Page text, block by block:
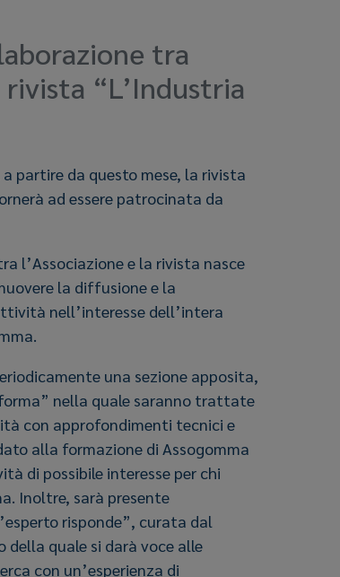
tra
“L’Industria
partire da questo mese, la rivista
ad essere patrocinata da
l’Associazione e la rivista nasce
la diffusione e la
nell’interesse dell’intera
una sezione apposita,
nella quale saranno trattate
con approfondimenti tecnici e
alla formazione di Assogomma
di possibile interesse per chi
Inoltre, sarà presente
risponde”, curata dal
della quale si darà voce alle
con un’esperienza di